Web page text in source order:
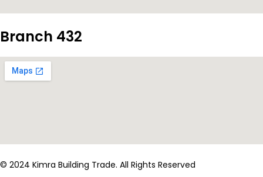
Branch 432
© 2024 Kimra Building Trade. All Rights Reserved